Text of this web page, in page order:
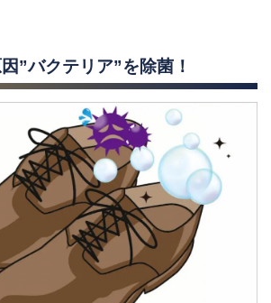
”バクテリア”を除菌！